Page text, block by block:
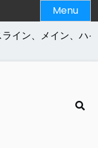
Menu
イン、メイン、ハ